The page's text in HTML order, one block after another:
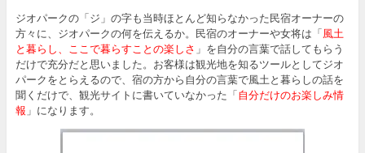
ジオパークの「ジ」の字も当時ほとんど知らなかった民宿オーナーの
方々に、ジオパークの何を伝えるか。民宿のオーナーや女将は「風土
と暮らし、ここで暮らすことの楽しさ 」を自分の言葉で話してもらう
だけで充分だと思いました。お客様は観光地を知るツールとしてジオ
パークをとらえるので、宿の方から自分の言葉で風土と暮らしの話を
聞くだけで、観光サイトに書いていなかった「自分だけのお楽しみ情
報 」になります。